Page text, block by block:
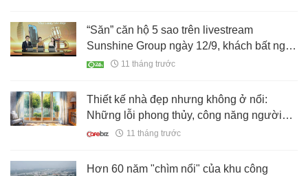
“Săn” căn hộ 5 sao trên livestream
Sunshine Group ngày 12/9, khách bất ngờ
nhận deal giá “khó tin”
11 tháng trước
Thiết kế nhà đẹp nhưng không ở nổi:
Những lỗi phong thủy, công năng người
mua nhất định không được bỏ qua
11 tháng trước
Hơn 60 năm "chìm nổi" của khu công